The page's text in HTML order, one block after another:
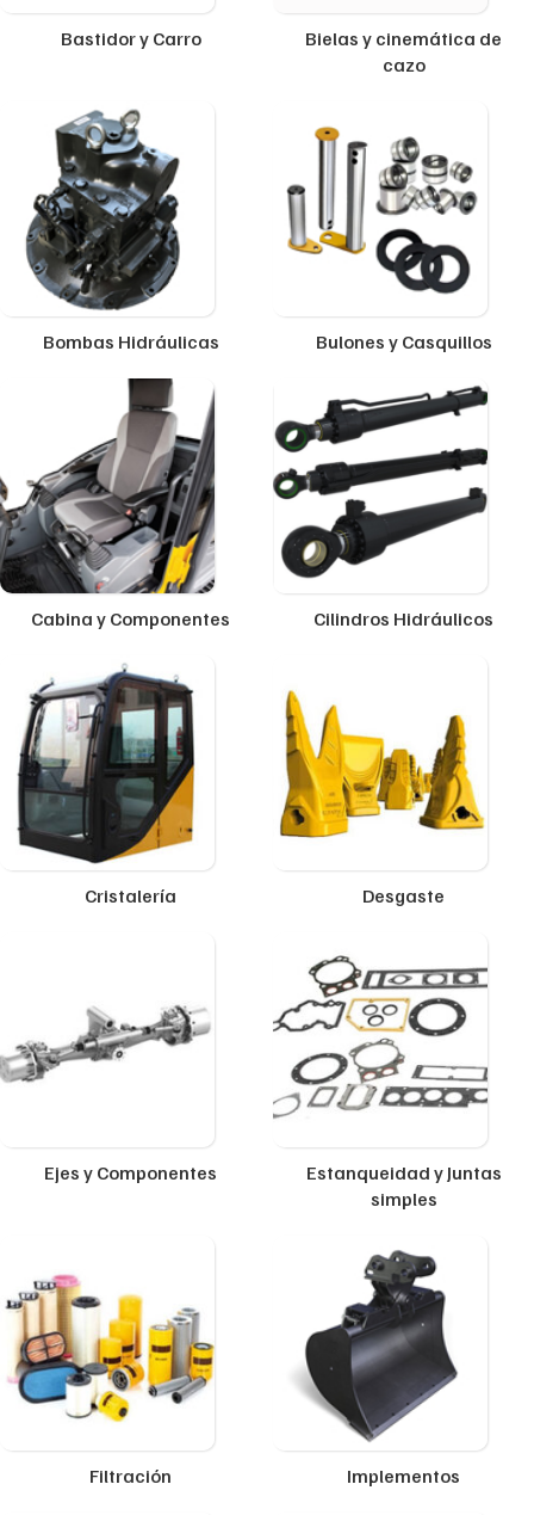
Bastidor y Carro
Bielas y cinemática de
cazo
Bombas Hidráulicas Bulones y Casquillos
Cabina y Componentes Cilindros Hidráulicos
Cristalería Desgaste
Ejes y Componentes
Estanqueidad y Juntas
simples
Filtración Implementos